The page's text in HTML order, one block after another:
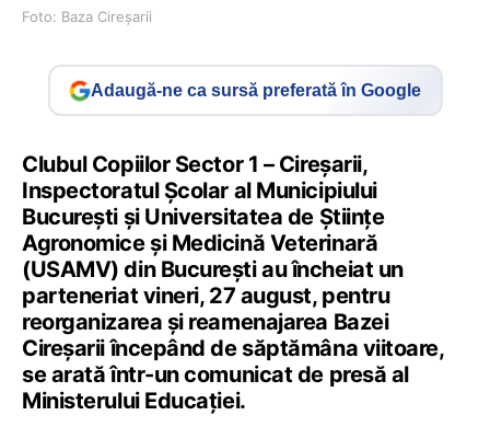
Foto: Baza Cireșarii
Adaugă-ne ca sursă preferată în Google
Clubul Copiilor Sector 1 – Cireșarii,
Inspectoratul Școlar al Municipiului
București și Universitatea de Științe
Agronomice și Medicină Veterinară
(USAMV) din București au încheiat un
parteneriat vineri, 27 august, pentru
reorganizarea și reamenajarea Bazei
Cireșarii începând de săptămâna viitoare,
se arată într-un comunicat de presă al
Ministerului Educației.